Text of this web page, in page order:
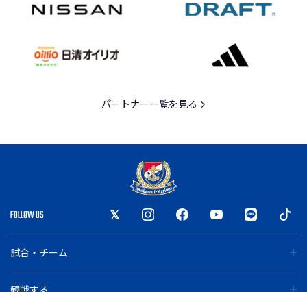
パートナー一覧を見る
FOLLOW US
試合・チーム
観戦する